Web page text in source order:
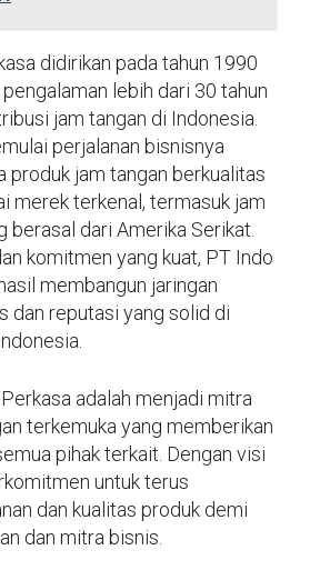
didirikan pada tahun 1990
lebih dari 30 tahun
jam tangan di Indonesia.
perjalanan bisnisnya
produk jam tangan berkualitas
merek terkenal, termasuk jam
berasal dari Amerika Serikat.
komitmen yang kuat, PT Indo
membangun jaringan
dan reputasi yang solid di
adalah menjadi mitra
terkemuka yang memberikan
pihak terkait. Dengan visi
untuk terus
dan kualitas produk demi
dan mitra bisnis.